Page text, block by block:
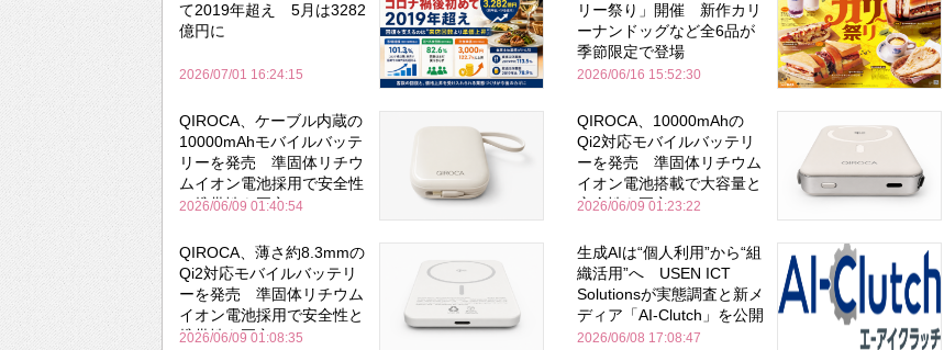
て2019年超え 5月は3282
億円に
2026/07/01 16:24:15
リー祭り」開催 新作カリ
ーナンドッグなど全6品が
季節限定で登場
2026/06/16 15:52:30
QIROCA、ケーブル内蔵の
10000mAhモバイルバッテ
リーを発売 準固体リチウ
ムイオン電池採用で安全性
と携帯性を両立
2026/06/09 01:40:54
QIROCA、10000mAhの
Qi2対応モバイルバッテリ
ーを発売 準固体リチウム
イオン電池搭載で大容量と
安全性を両立
2026/06/09 01:23:22
QIROCA、薄さ約8.3mmの
Qi2対応モバイルバッテリ
ーを発売 準固体リチウム
イオン電池採用で安全性と
携帯性を両立
2026/06/09 01:08:35
生成AIは“個人利用”から“組
織活用”へ USEN ICT
Solutionsが実態調査と新メ
ディア「AI-Clutch」を公開
2026/06/08 17:08:47